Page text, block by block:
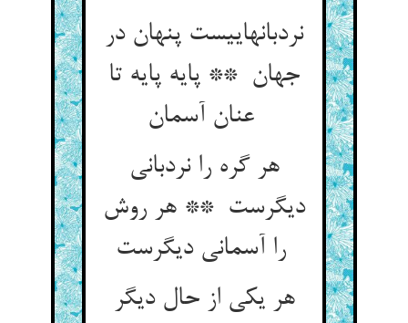
نردبانهاییست پنهان در
جهان ** پایه پایه تا
عنان آسمان
هر گره را نردبانی
دیگرست ** هر روش
را آسمانی دیگرست
هر یکی از حال دیگر